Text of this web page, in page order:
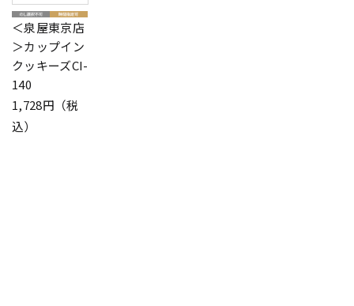
＜泉屋東京店
＞カップイン
クッキーズCI-
140
1,728円（税
込）